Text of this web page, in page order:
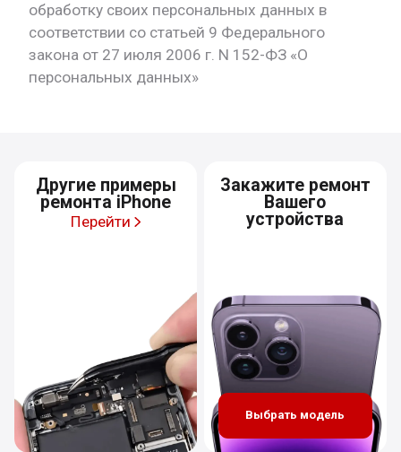
обработку своих персональных данных в
соответствии со статьей 9 Федерального
закона от 27 июля 2006 г. N 152-ФЗ «О
персональных данных»
Другие примеры
ремонта iPhone
Перейти
Закажите ремонт
Вашего
устройства
Выбрать модель